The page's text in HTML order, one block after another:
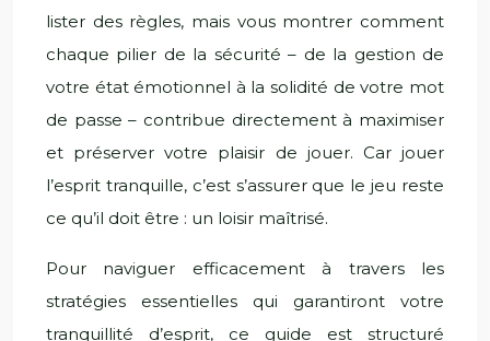
lister des règles, mais vous montrer comment
chaque pilier de la sécurité – de la gestion de
votre état émotionnel à la solidité de votre mot
de passe – contribue directement à maximiser
et préserver votre plaisir de jouer. Car jouer
l’esprit tranquille, c’est s’assurer que le jeu reste
ce qu’il doit être : un loisir maîtrisé.
Pour naviguer efficacement à travers les
stratégies essentielles qui garantiront votre
tranquillité d’esprit, ce guide est structuré